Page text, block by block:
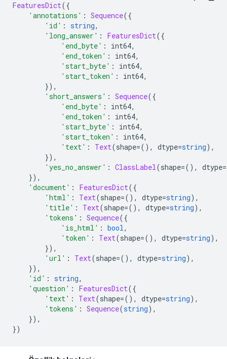
FeaturesDict({
'annotations' : Sequence({
'id' : string,
'long_answer' : FeaturesDict({
'end_byte' : int64,
'end_token' : int64,
'start_byte' : int64,
'start_token' : int64,
}),
'short_answers' : Sequence({
'end_byte' : int64,
'end_token' : int64,
'start_byte' : int64,
'start_token' : int64,
'text' : Text(shape=(), dtype=string),
}),
'yes_no_answer' : ClassLabel(shape=(), dtype=
}),
'document' : FeaturesDict({
'html' : Text(shape=(), dtype=string),
'title' : Text(shape=(), dtype=string),
'tokens' : Sequence({
'is_html' : bool,
'token' : Text(shape=(), dtype=string),
}),
'url' : Text(shape=(), dtype=string),
}),
'id' : string,
'question' : FeaturesDict({
'text' : Text(shape=(), dtype=string),
'tokens' : Sequence(string),
}),
})